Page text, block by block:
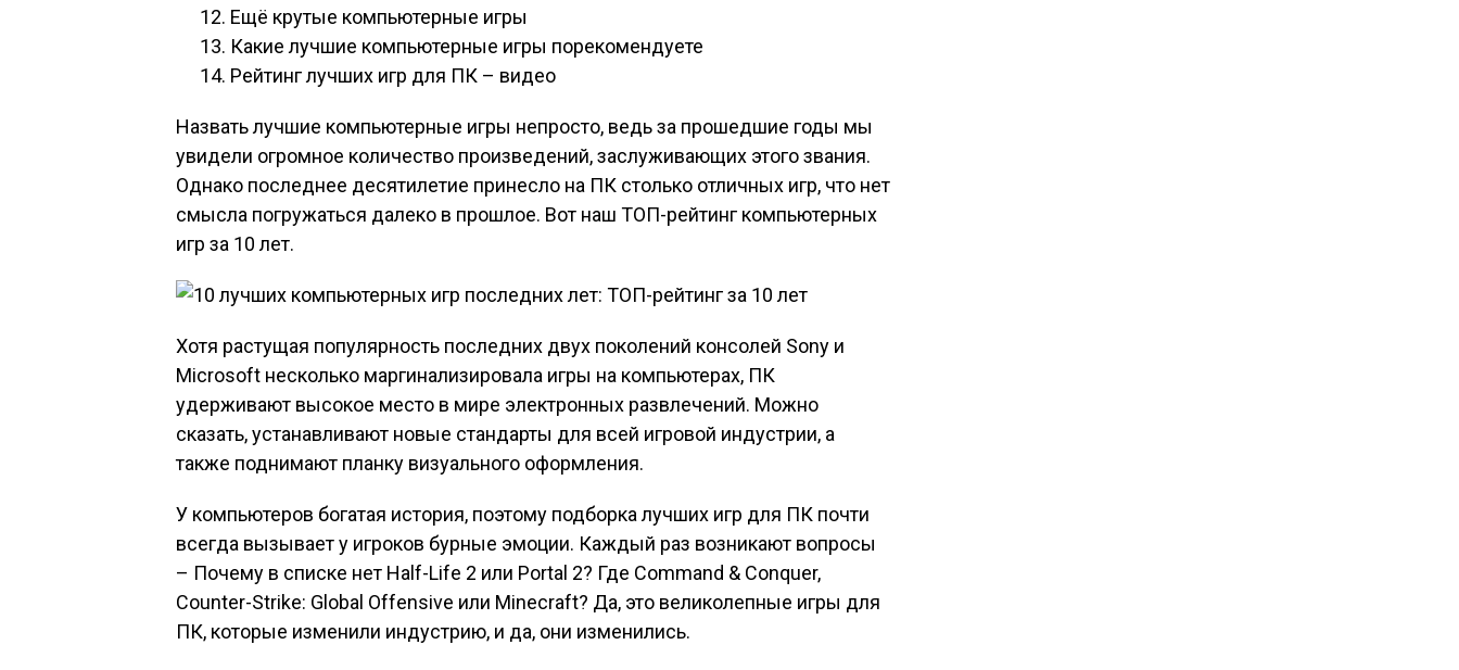
Ещё крутые компьютерные игры
Какие лучшие компьютерные игры порекомендуете
Рейтинг лучших игр для ПК – видео
Назвать лучшие компьютерные игры непросто, ведь за прошедшие годы мы
увидели огромное количество произведений, заслуживающих этого звания.
Однако последнее десятилетие принесло на ПК столько отличных игр, что нет
смысла погружаться далеко в прошлое. Вот наш ТОП-рейтинг компьютерных
игр за 10 лет.
Хотя растущая популярность последних двух поколений консолей Sony и
Microsoft несколько маргинализировала игры на компьютерах, ПК
удерживают высокое место в мире электронных развлечений. Можно
сказать, устанавливают новые стандарты для всей игровой индустрии, а
также поднимают планку визуального оформления.
У компьютеров богатая история, поэтому подборка лучших игр для ПК почти
всегда вызывает у игроков бурные эмоции. Каждый раз возникают вопросы
– Почему в списке нет Half-Life 2 или Portal 2? Где Command & Conquer,
Counter-Strike: Global Offensive или Minecraft? Да, это великолепные игры для
ПК, которые изменили индустрию, и да, они изменились.